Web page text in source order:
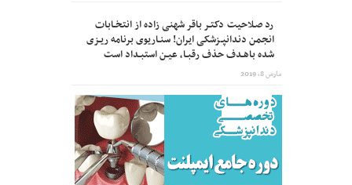
رد صـلاحیت دکتـر باقر شهنی زاده از انتخـابات
انجمن دندانپـزشکی ایران! سنـاریوی برنامه ریـزی
شده باهـدف حذف رقبـا، عیـن استبـداد است
مارس 8, 2019